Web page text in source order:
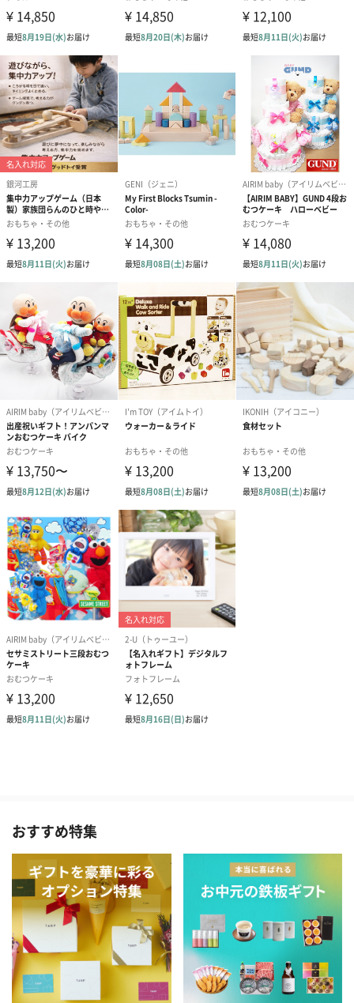
おすすめ特集